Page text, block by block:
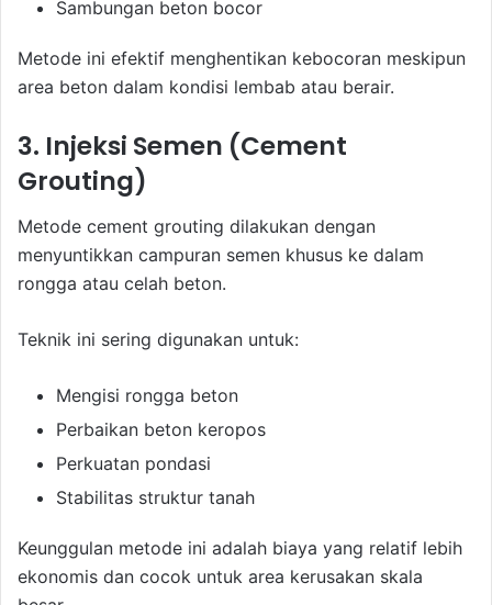
Sambungan beton bocor
Metode ini efektif menghentikan kebocoran meskipun
area beton dalam kondisi lembab atau berair.
3. Injeksi Semen (Cement
Grouting)
Metode cement grouting dilakukan dengan
menyuntikkan campuran semen khusus ke dalam
rongga atau celah beton.
Teknik ini sering digunakan untuk:
Mengisi rongga beton
Perbaikan beton keropos
Perkuatan pondasi
Stabilitas struktur tanah
Keunggulan metode ini adalah biaya yang relatif lebih
ekonomis dan cocok untuk area kerusakan skala